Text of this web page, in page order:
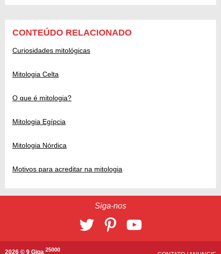
CONTEÚDO RELACIONADO
Curiosidades mitológicas
Mitologia Celta
O que é mitologia?
Mitologia Egípcia
Mitologia Nórdica
Motivos para acreditar na mitologia
Siga-nos
2026 © 9 Giga 25000